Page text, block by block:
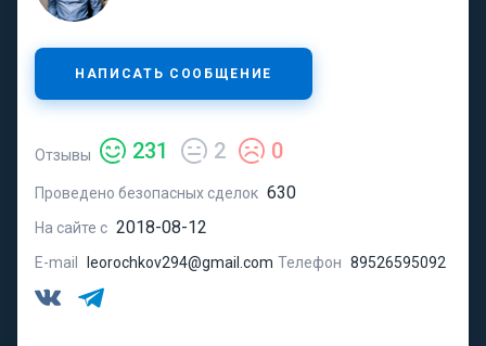
НАПИСАТЬ СООБЩЕНИЕ
Отзывы 231 2 0
Проведено безопасных сделок 630
На сайте с 2018-08-12
E-mail leorochkov294@gmail.com Телефон 89526595092